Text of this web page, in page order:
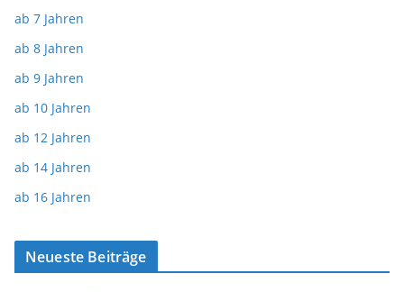
ab 7 Jahren
ab 8 Jahren
ab 9 Jahren
ab 10 Jahren
ab 12 Jahren
ab 14 Jahren
ab 16 Jahren
Neueste Beiträge